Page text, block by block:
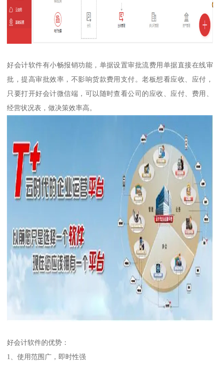
好会计软件有小畅报销功能，单据设置审批流费用单据直接在线审
批，提高审批效率，不影响货款费用支付。老板想看应收、应付，
只要打开好会计微信端，可以随时查看公司的应收、应付、费用、
经营状况表，做决策效率高。
好会计软件的优势：
1、使用范围广，即时性强